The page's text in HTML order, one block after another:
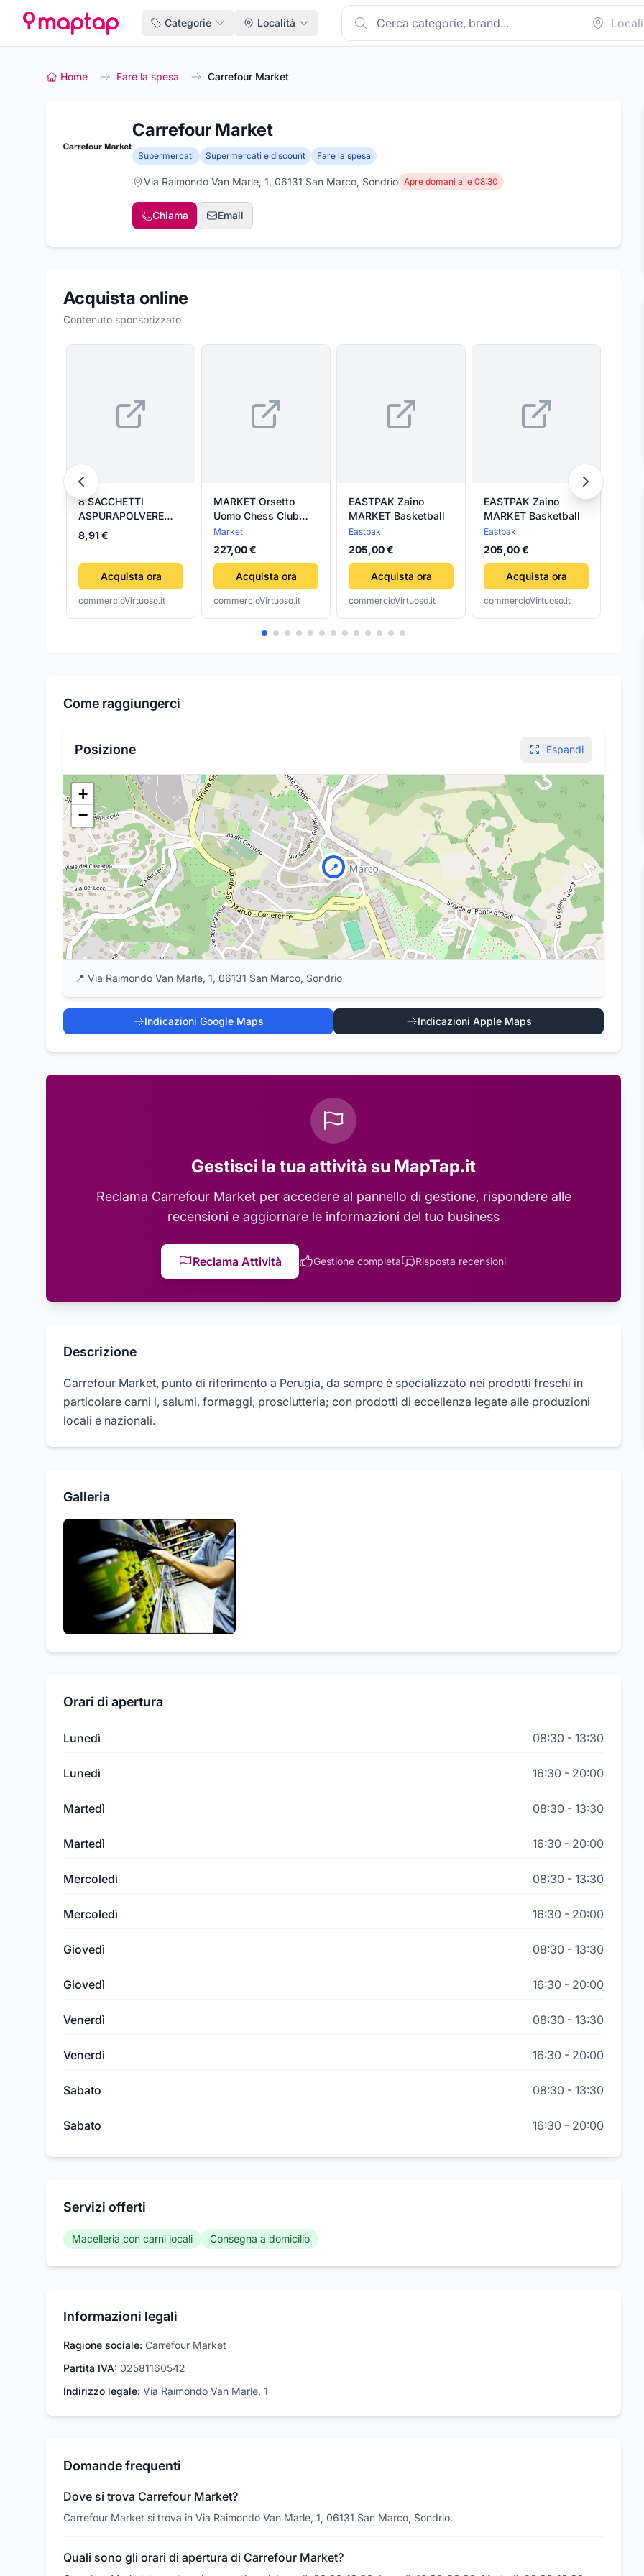
Categorie Località
Home Fare la spesa Carrefour Market
Carrefour Market
Supermercati Supermercati e discount Fare la spesa
Via Raimondo Van Marle, 1, 06131 San Marco, Sondrio Apre domani alle 08:30
Chiama Email
Acquista online
Contenuto sponsorizzato
8 SACCHETTI
ASPURAPOLVERE
IMETEC-COOP-
CARREFOUR-
EUROJOLLY-
HARRISON-IM12
8,91 €
Acquista ora
commercioVirtuoso.it
MARKET Orsetto
Uomo Chess Club
Jacquard Sherpa
Jacket Brown da
uomo
Market
227,00 €
Acquista ora
commercioVirtuoso.it
EASTPAK Zaino
MARKET Basketball
Eastpak
205,00 €
Acquista ora
commercioVirtuoso.it
EASTPAK Zaino
MARKET Basketball
Eastpak
205,00 €
Acquista ora
commercioVirtuoso.it
Come raggiungerci
Posizione Espandi
📍
+
−
📍 Via Raimondo Van Marle, 1, 06131 San Marco, Sondrio
Indicazioni Google Maps Indicazioni Apple Maps
Gestisci la tua attività su MapTap.it
Reclama Carrefour Marketper accedere al pannello di gestione, rispondere alle
recensioni e aggiornare le informazioni del tuo business
Reclama Attività Gestione completa Risposta recensioni
Descrizione
Carrefour Market, punto di riferimento a Perugia, da sempre è specializzato nei prodotti freschi in
particolare carni l, salumi, formaggi, prosciutteria; con prodotti di eccellenza legate alle produzioni
locali e nazionali.
Galleria
Orari di apertura
Lunedì 08:30 - 13:30
Lunedì 16:30 - 20:00
Martedì 08:30 - 13:30
Martedì 16:30 - 20:00
Mercoledì 08:30 - 13:30
Mercoledì 16:30 - 20:00
Giovedì 08:30 - 13:30
Giovedì 16:30 - 20:00
Venerdì 08:30 - 13:30
Venerdì 16:30 - 20:00
Sabato 08:30 - 13:30
Sabato 16:30 - 20:00
Servizi offerti
Macelleria con carni locali Consegna a domicilio
Informazioni legali
Ragione sociale: Carrefour Market
Partita IVA: 02581160542
Indirizzo legale: Via Raimondo Van Marle, 1
Domande frequenti
Dove si trova Carrefour Market?
Carrefour Market si trova in Via Raimondo Van Marle, 1, 06131 San Marco, Sondrio.
Quali sono gli orari di apertura di Carrefour Market?